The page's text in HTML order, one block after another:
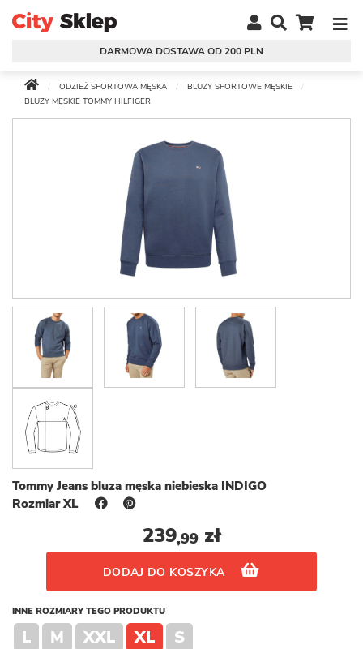
DARMOWA DOSTAWA OD 200 PLN
ODZIEŻ SPORTOWA MĘSKA
BLUZY SPORTOWE MĘSKIE
BLUZY MĘSKIE TOMMY HILFIGER
Tommy Jeans bluza męska niebieska INDIGO
Rozmiar XL
239,99zł
DODAJ DO KOSZYKA
INNE ROZMIARY TEGO PRODUKTU
L M XXL XL S